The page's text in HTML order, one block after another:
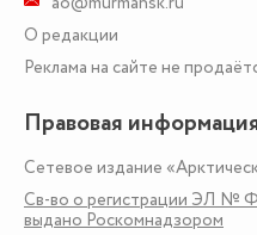
О редакции
Реклама на сайте не
Правовая
Сетевое издание
Св-во о регистрации ЭЛ №
выдано Роскомнадзором